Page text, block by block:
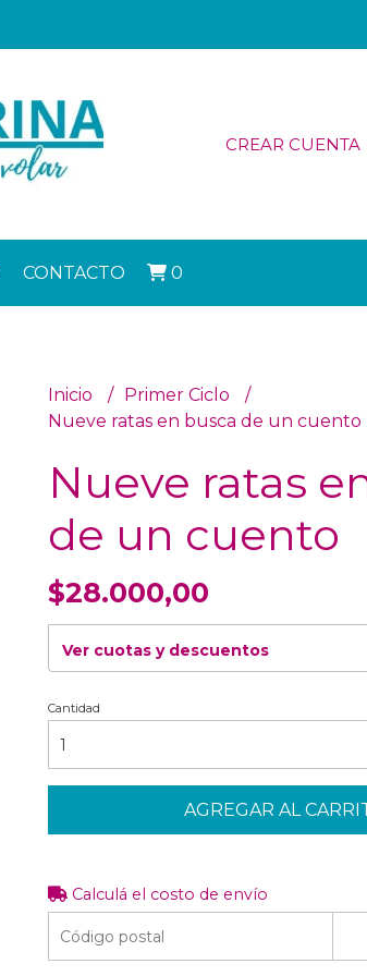
CREAR CUENTA
CONTACTO 0
Inicio
Primer Ciclo
Nueve ratas en busca de un cuento
Nueve ratas
de un cuento
$28.000,00
Ver cuotas y descuentos
Cantidad
AGREGAR AL
Calculá el costo de envío